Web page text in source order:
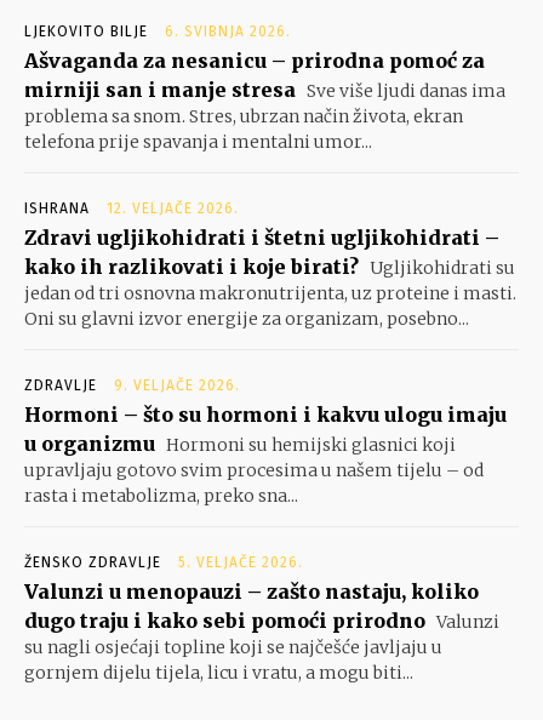
LJEKOVITO BILJE 6. SVIBNJA 2026.
Ašvaganda za nesanicu – prirodna pomoć za
mirniji san i manje stresa Sve više ljudi danas ima
problema sa snom. Stres, ubrzan način života, ekran
telefona prije spavanja i mentalni umor...
ISHRANA 12. VELJAČE 2026.
Zdravi ugljikohidrati i štetni ugljikohidrati –
kako ih razlikovati i koje birati? Ugljikohidrati su
jedan od tri osnovna makronutrijenta, uz proteine i masti.
Oni su glavni izvor energije za organizam, posebno...
ZDRAVLJE 9. VELJAČE 2026.
Hormoni – što su hormoni i kakvu ulogu imaju
u organizmu Hormoni su hemijski glasnici koji
upravljaju gotovo svim procesima u našem tijelu – od
rasta i metabolizma, preko sna...
ŽENSKO ZDRAVLJE 5. VELJAČE 2026.
Valunzi u menopauzi – zašto nastaju, koliko
dugo traju i kako sebi pomoći prirodno Valunzi
su nagli osjećaji topline koji se najčešće javljaju u
gornjem dijelu tijela, licu i vratu, a mogu biti...